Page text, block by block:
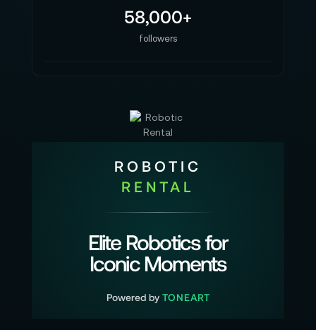
58,000+
followers
ROBOTIC
RENTAL
Elite Robotics for
Iconic Moments
Powered by TONEART